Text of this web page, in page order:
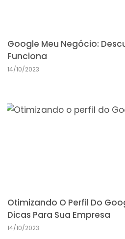
Google Meu Negócio:
Funciona
14/10/2023
Otimizando O Perfil Do
Dicas Para Sua Empresa
14/10/2023